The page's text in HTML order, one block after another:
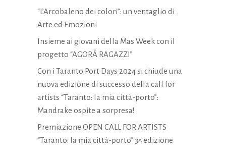
“L’Arcobaleno dei colori”: un ventaglio di
Arte ed Emozioni
Insieme ai giovani della Mas Week con il
progetto “AGORÀ RAGAZZI”
Con i Taranto Port Days 2024 si chiude una
nuova edizione di successo della call for
artists “Taranto: la mia città-porto”:
Mandrake ospite a sorpresa!
Premiazione OPEN CALL FOR ARTISTS
“Taranto: la mia città-porto” 3^ edizione